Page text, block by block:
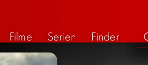
Filme Serien Finder